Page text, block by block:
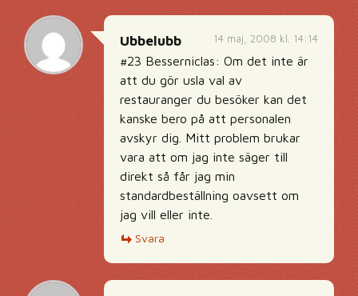
14 maj, 2008 kl. 14:14
Ubbelubb
#23 Besserniclas: Om det inte är
att du gör usla val av
restauranger du besöker kan det
kanske bero på att personalen
avskyr dig. Mitt problem brukar
vara att om jag inte säger till
direkt så får jag min
standardbeställning oavsett om
jag vill eller inte.
Svara